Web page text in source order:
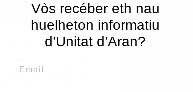
sitio web para dar al
y optimizada,
regulares. Al hacer
uso de TODAS las
"Configuración de
controlado.
Vòs recéber eth nau
huelheton informatiu
d’Unitat d’Aran?